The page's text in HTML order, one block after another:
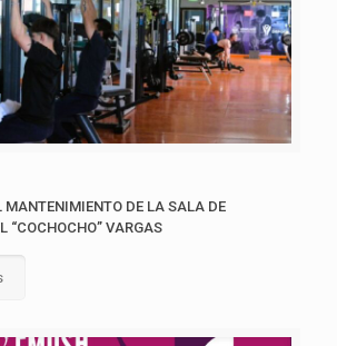
MANTENIMIENTO DE LA SALA DE
“COCHOCHO” VARGAS